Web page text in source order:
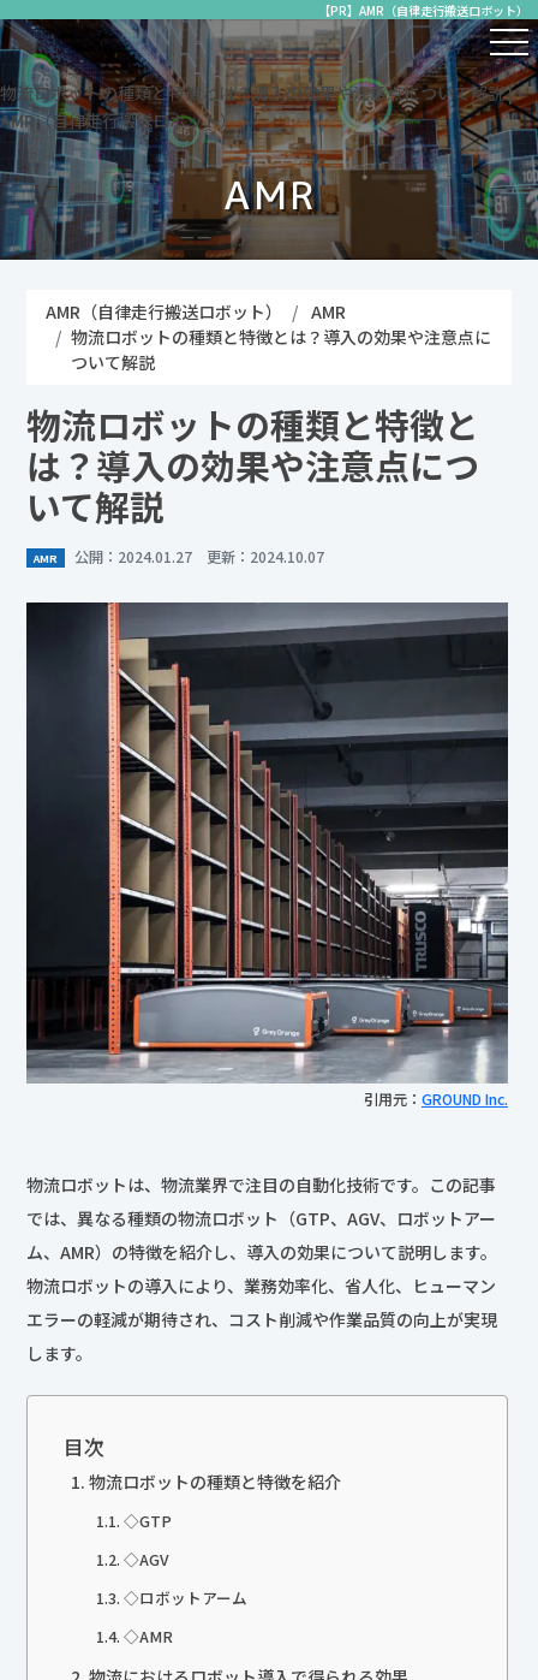
【PR】AMR（自律走行搬送ロボット）
物流ロボットの種類と特徴とは？導入の効果や注意点について解説 |
AMR（自律走行搬送ロボット）
AMR
AMR（自律走行搬送ロボット）
AMR
物流ロボットの種類と特徴とは？導入の効果や注意点に
ついて解説
物流ロボットの種類と特徴と
は？導入の効果や注意点につ
いて解説
AMR 公開：2024.01.27 更新：2024.10.07
引用元： GROUND Inc.
物流ロボットは、物流業界で注目の自動化技術です。この記事
では、異なる種類の物流ロボット（GTP、AGV、ロボットアー
ム、AMR）の特徴を紹介し、導入の効果について説明します。
物流ロボットの導入により、業務効率化、省人化、ヒューマン
エラーの軽減が期待され、コスト削減や作業品質の向上が実現
します。
目次
物流ロボットの種類と特徴を紹介
◇GTP
◇AGV
◇ロボットアーム
◇AMR